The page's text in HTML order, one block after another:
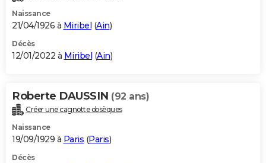
Naissance
21/04/1926 à Miribel (Ain)
Décès
12/01/2022 à Miribel (Ain)
Roberte DAUSSIN (92 ans)
Créer une cagnotte obsèques
Naissance
19/09/1929 à Paris (Paris)
Décès